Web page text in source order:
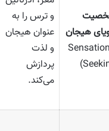
هیجان
و ترس را به
عنوان هیجان
و لذت
پردازش
می‌کند.